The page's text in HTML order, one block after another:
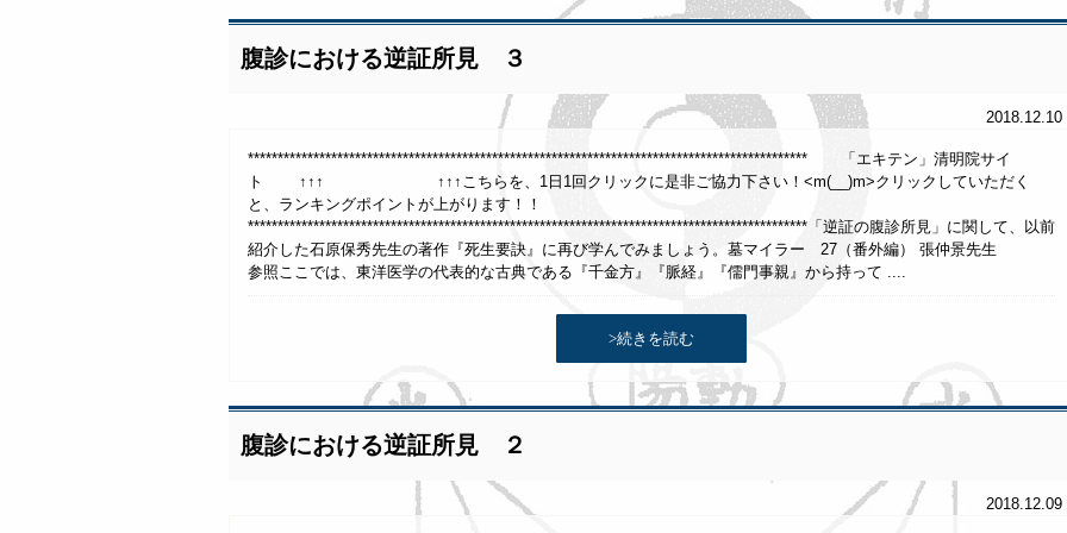
腹診における逆証所見 ３
2018.12.10
********************************************************************************************** 「エキテン」清明院サイ
ト ↑↑↑ ↑↑↑こちらを、1日1回クリックに是非ご協力下さい！<m(__)m>クリックしていただく
と、ランキングポイントが上がります！！
**********************************************************************************************「逆証の腹診所見」に関して、以前
紹介した石原保秀先生の著作『死生要訣』に再び学んでみましょう。墓マイラー 27（番外編） 張仲景先生
参照ここでは、東洋医学の代表的な古典である『千金方』『脈経』『儒門事親』から持って ....
>続きを読む
腹診における逆証所見 ２
2018.12.09